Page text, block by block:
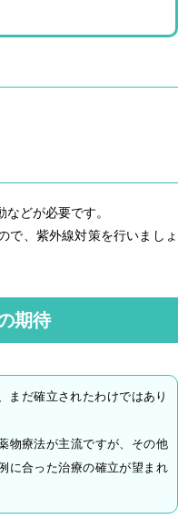
どが必要です。
で、紫外線対策を行いましょ
期待
まだ確立されたわけではあり
物療法が主流ですが、その他
に合った治療の確立が望まれ